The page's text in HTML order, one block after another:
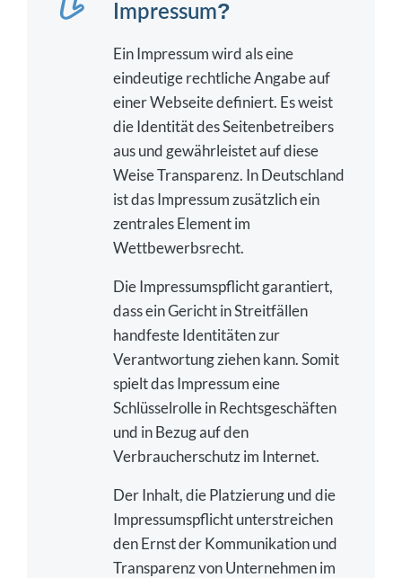
Impressum zwingend beinhalten?
Welche Daten gehören nicht in das Impressum?
Wo muss das Impressum stehen?
Welche Folgen drohen bei fehlenden Angaben
FAQ zur Impressumspflicht und den
Pflichtangaben
Impressum?
Ein Impressum wird als eine
eindeutige rechtliche Angabe auf
einer Webseite definiert. Es weist
die Identität des Seitenbetreibers
aus und gewährleistet auf diese
Weise Transparenz. In Deutschland
ist das Impressum zusätzlich ein
zentrales Element im
Wettbewerbsrecht.
Die Impressumspflicht garantiert,
dass ein Gericht in Streitfällen
handfeste Identitäten zur
Verantwortung ziehen kann. Somit
spielt das Impressum eine
Schlüsselrolle in Rechtsgeschäften
und in Bezug auf den
Verbraucherschutz im Internet.
Der Inhalt, die Platzierung und die
Impressumspflicht unterstreichen
den Ernst der Kommunikation und
Transparenz von Unternehmen im